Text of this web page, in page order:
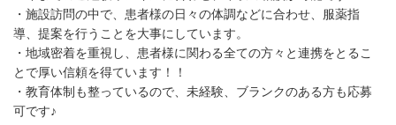
・施設訪問の中で、患者様の日々の体調などに合わせ、服薬指
導、提案を行うことを大事にしています。
・地域密着を重視し、患者様に関わる全ての方々と連携をとるこ
とで厚い信頼を得ています！！
・教育体制も整っているので、未経験、ブランクのある方も応募
可です♪